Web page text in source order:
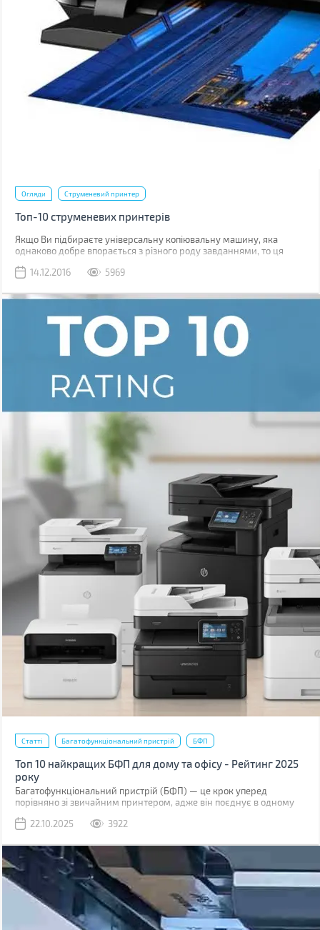
Огляди Струменевий принтер
Топ-10 струменевих принтерів
Якщо Ви підбираєте універсальну копіювальну машину, яка
однаково добре впорається з різного роду завданнями, то ця
увазі Топ-10 струменевих принтерів!
14.12.2016 5969
Статті Багатофункціональний пристрій БФП
Топ 10 найкращих БФП для дому та офісу - Рейтинг 2025
року
Багатофункціональний пристрій (БФП) — це крок уперед
порівняно зі звичайним принтером, адже він поєднує в одному
союз» і зробив ці пристрої настільки затребуваними. Втім,
підвищенням якості та швидкості друку, підтримка бездротових
технологій стала стандартом для сучасних пристроїв.
22.10.2025 3922